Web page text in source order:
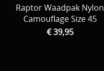
Raptor Waadpak Nylon
Camouflage Size 45
€ 39,95